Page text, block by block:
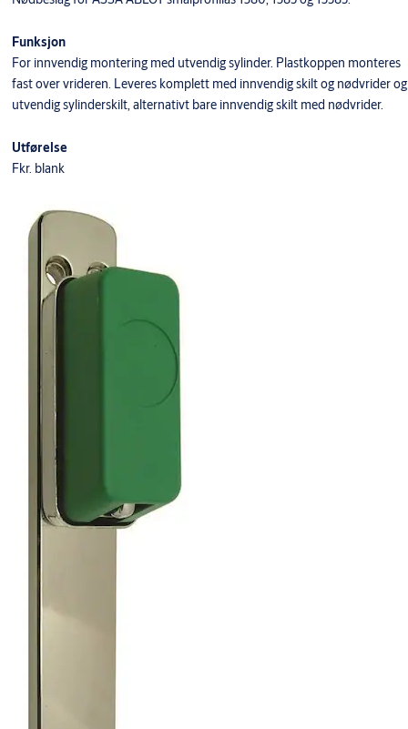
Funksjon
For innvendig montering med utvendig sylinder. Plastkoppen monteres
fast over vrideren. Leveres komplett med innvendig skilt og nødvrider og
utvendig sylinderskilt, alternativt bare innvendig skilt med nødvrider.
Utførelse
Fkr. blank